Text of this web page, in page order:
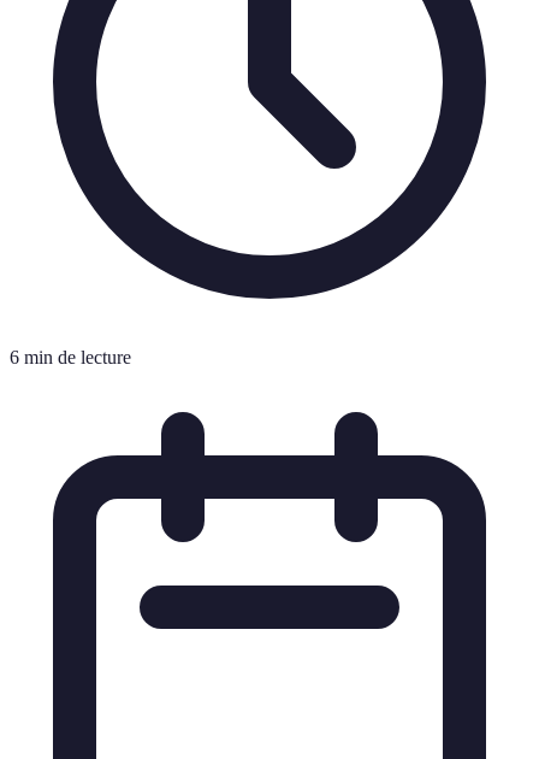
6 min de lecture